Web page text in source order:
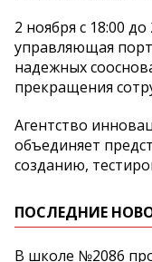
2 ноября с 18:00
управляющая
надежных
прекращения
Агентство
объединяет
созданию,
ПОСЛЕДНИЕ
В школе №2086